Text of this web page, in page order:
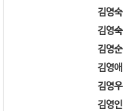
김영숙
김영숙
김영순
김영애
김영우
김영인